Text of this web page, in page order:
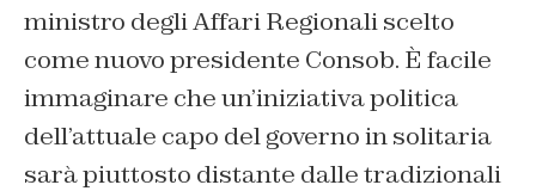
ministro degli Affari Regionali scelto
come nuovo presidente Consob. È facile
immaginare che un’iniziativa politica
dell’attuale capo del governo in solitaria
sarà piuttosto distante dalle tradizionali